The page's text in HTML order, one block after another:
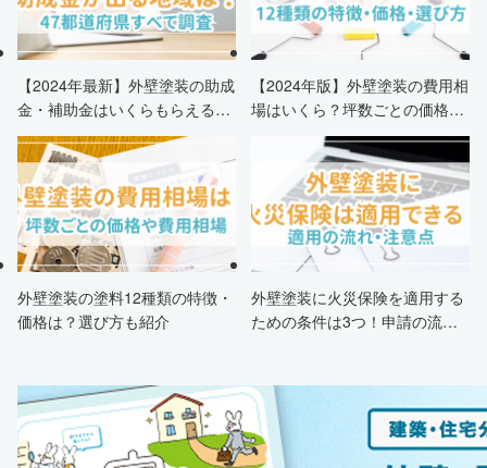
【2024年最新】外壁塗装の助成
金・補助金はいくらもらえる？
申請条件・市区町村情報・安く
する方法も紹介！
【2024年版】外壁塗装の費用相
場はいくら？坪数ごとの価格も
外壁塗装の塗料12種類の特徴・
価格は？選び方も紹介
外壁塗装に火災保険を適用する
ための条件は3つ！申請の流